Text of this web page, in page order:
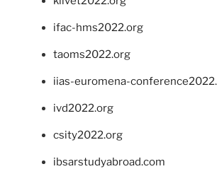
ifac-hms2022.org
taoms2022.org
iias-euromena-
ivd2022.org
csity2022.org
ibsarstudyabroad.com